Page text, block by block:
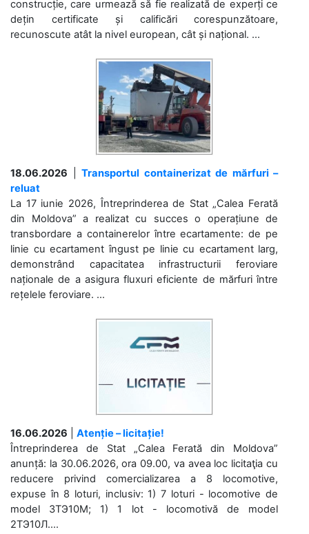
construcție, care urmează să fie realizată de experți ce
dețin certificate și calificări corespunzătoare,
recunoscute atât la nivel european, cât și național. ...
18.06.2026
Transportul containerizat de mărfuri –
reluat
La 17 iunie 2026, Întreprinderea de Stat „Calea Ferată
din Moldova” a realizat cu succes o operațiune de
transbordare a containerelor între ecartamente: de pe
linie cu ecartament îngust pe linie cu ecartament larg,
demonstrând capacitatea infrastructurii feroviare
naționale de a asigura fluxuri eficiente de mărfuri între
rețelele feroviare. ...
16.06.2026
Atenție – licitație!
Întreprinderea de Stat „Calea Ferată din Moldova”
anunță: la 30.06.2026, ora 09.00, va avea loc licitaţia cu
reducere privind comercializarea a 8 locomotive,
expuse în 8 loturi, inclusiv: 1) 7 loturi - locomotive de
model 3ТЭ10М; 1) 1 lot - locomotivă de model
2ТЭ10Л....